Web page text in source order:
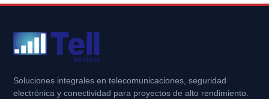
Soluciones integrales en telecomunicaciones, seguridad
electrónica y conectividad para proyectos de alto rendimiento.